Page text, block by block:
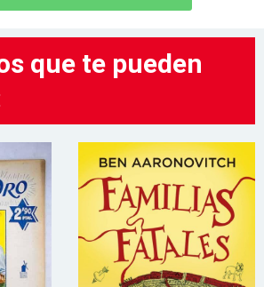
que te pueden